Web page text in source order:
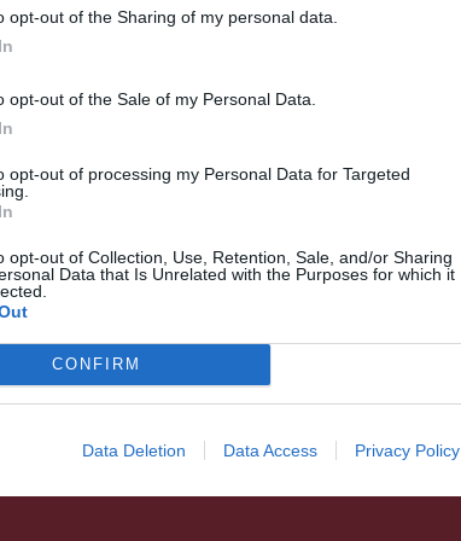
opt-out of the Sharing of my personal data.
opt-out of the Sale of my Personal Data.
opt-out of processing my Personal Data for Targeted
opt-out of Collection, Use, Retention, Sale, and/or Sharing
Data that Is Unrelated with the Purposes for which it
CONFIRM
Data Deletion Data Access Privacy Policy
milliárd lejjel támogatja a